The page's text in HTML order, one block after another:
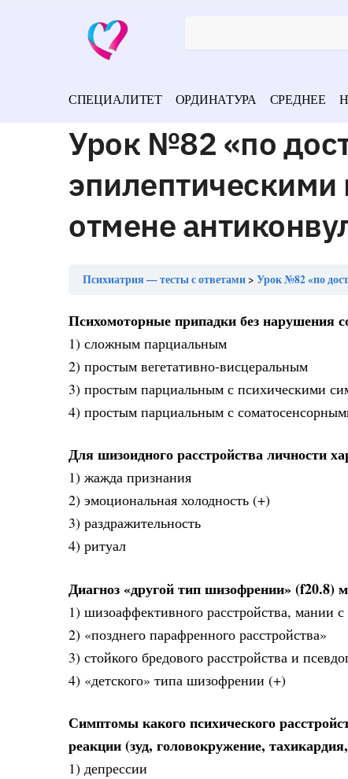
СПЕЦИАЛИТЕТ ОРДИНАТУРА СРЕДНЕЕ
Урок №82 «по
эпилептическими
отмене
Психиатрия — тесты с ответами Урок №82 «по
Психомоторные припадки без нарушения
1) сложным парциальным
2) простым вегетативно-висцеральным
3) простым парциальным с психическими
4) простым парциальным с
Для шизоидного расстройства личности
1) жажда признания
2) эмоциональная холодность (+)
3) раздражительность
4) ритуал
Диагноз «другой тип шизофрении» (f20.8)
1) шизоаффективного расстройства, мании
2) «позднего парафренного расстройства»
3) стойкого бредового расстройства и
4) «детского» типа шизофрении (+)
Симптомы какого психического
реакции (зуд, головокружение,
1) депрессии